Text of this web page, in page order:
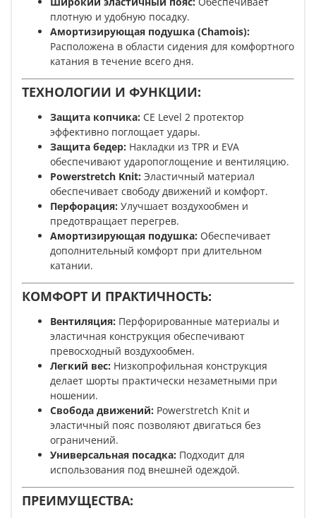
плотную и удобную посадку.
Амортизирующая подушка (Chamois):
Расположена в области сидения для комфортного
катания в течение всего дня.
ТЕХНОЛОГИИ И ФУНКЦИИ:
Защита копчика: CE Level 2 протектор
эффективно поглощает удары.
Защита бедер: Накладки из TPR и EVA
обеспечивают ударопоглощение и вентиляцию.
Powerstretch Knit: Эластичный материал
обеспечивает свободу движений и комфорт.
Перфорация: Улучшает воздухообмен и
предотвращает перегрев.
Амортизирующая подушка: Обеспечивает
дополнительный комфорт при длительном
катании.
КОМФОРТ И ПРАКТИЧНОСТЬ:
Вентиляция: Перфорированные материалы и
эластичная конструкция обеспечивают
превосходный воздухообмен.
Легкий вес: Низкопрофильная конструкция
делает шорты практически незаметными при
ношении.
Свобода движений: Powerstretch Knit и
эластичный пояс позволяют двигаться без
ограничений.
Универсальная посадка: Подходит для
использования под внешней одеждой.
ПРЕИМУЩЕСТВА: